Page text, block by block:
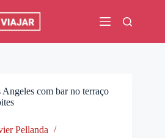
com bar no terraço
Pellanda